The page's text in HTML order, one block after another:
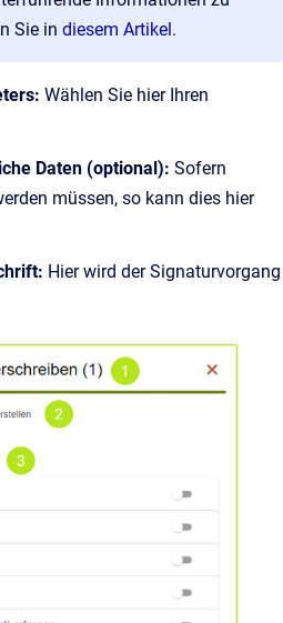
Sie in diesem Artikel .
Wählen Sie hier Ihren
Daten (optional): Sofern
müssen, so kann dies hier
Hier wird der Signaturvorgang